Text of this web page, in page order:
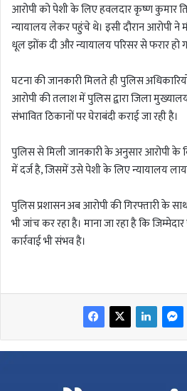
आरोपी को पेशी के लिए हवलदार कृष्ण कुमार
न्यायालय लेकर पहुंचे थे। इसी दौरान आरोपी
धूल झोंक दी और न्यायालय परिसर से फरार हो
घटना की जानकारी मिलते ही पुलिस
आरोपी की तलाश में पुलिस द्वारा जिला
संभावित ठिकानों पर घेराबंदी कराई जा रही है।
पुलिस से मिली जानकारी के अनुसार आरोपी के
में दर्ज है, जिसमें उसे पेशी के लिए न्यायालय
पुलिस प्रशासन अब आरोपी की गिरफ्तारी के
भी जांच कर रहा है। माना जा रहा है कि
कार्रवाई भी संभव है।